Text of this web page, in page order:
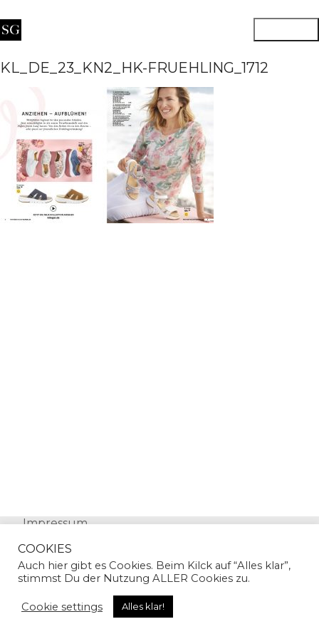
KL_DE_23_KN2_HK-FRUEHLING_1712
Impressum
© Copyright 2024 | Sandra Gallian | All Rights
COOKIES
Auch hier gibt es Cookies. Beim Kilck auf “Alles klar”,
stimmst Du der Nutzung ALLER Cookies zu.
Cookie settings Alles klar!